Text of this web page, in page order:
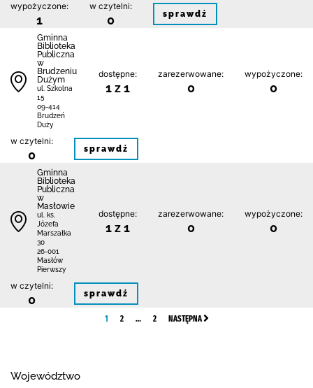
wypożyczone:
1
w czytelni:
0 sprawdź
Gminna
Biblioteka
Publiczna
w
Brudzeniu
Dużym
ul. Szkolna
15
09-414
Brudzeń
Duży
dostępne:
1 z 1
zarezerwowane:
0
wypożyczone:
0
w czytelni:
0 sprawdź
Gminna
Biblioteka
Publiczna
w
Masłowie
ul. ks.
Józefa
Marszałka
30
26-001
Masłów
Pierwszy
dostępne:
1 z 1
zarezerwowane:
0
wypożyczone:
0
w czytelni:
0 sprawdź
1 2 … 2 NASTĘPNA
Województwo